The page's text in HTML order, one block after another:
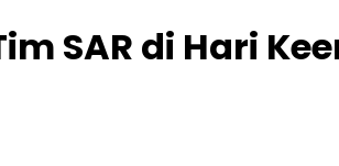
SAR di Hari